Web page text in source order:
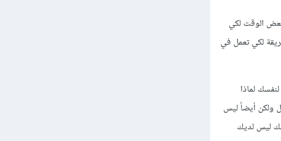
الوقت لكي
لكي تعمل في
لماذا
ولكن أيضاً ليس
ليس لديك